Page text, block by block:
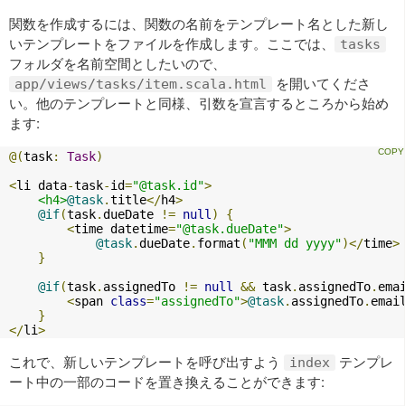
関数を作成するには、関数の名前をテンプレート名とした新し
いテンプレートをファイルを作成します。ここでは、
tasks
フォルダを名前空間としたいので、
app/views/tasks/item.scala.html
を開いてくださ
い。他のテンプレートと同様、引数を宣言するところから始め
ます:
@(task: Task)
<li data-task-id="@task.id">
<h4>@task.title</h4>
@if(task.dueDate != null )
{
<time datetime="@task.dueDate">
@task.dueDate. format ( "MMM dd yyyy")</time>
}
@if(task. assignedTo != null && task. assignedTo.
<span class="assignedTo">@task. assignedTo.
}
</li>
これで、新しいテンプレートを呼び出すよう index
テンプレ
ート中の一部のコードを置き換えることができます: